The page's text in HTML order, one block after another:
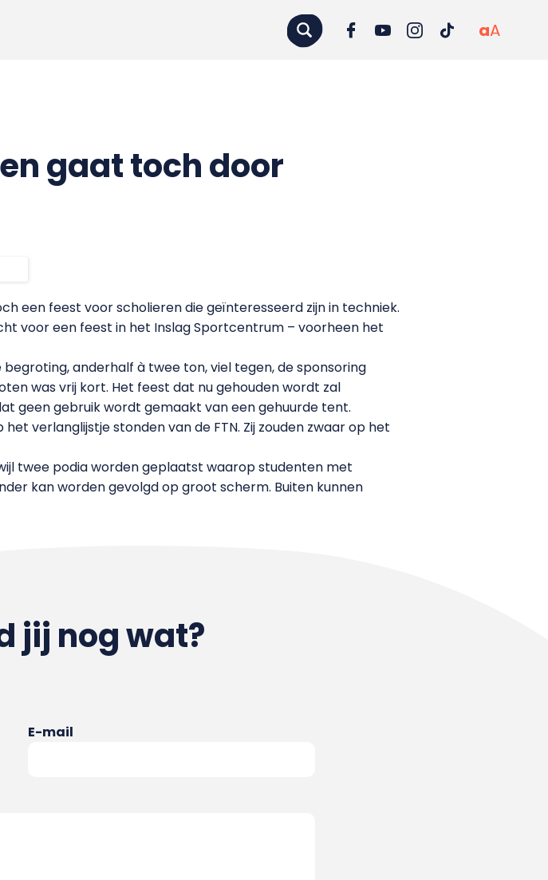
aA
gaat toch door
een feest voor scholieren die geïnteresseerd zijn in techniek.
voor een feest in het Inslag Sportcentrum – voorheen het
anderhalf à twee ton, viel tegen, de sponsoring
was vrij kort. Het feest dat nu gehouden wordt zal
geen gebruik wordt gemaakt van een gehuurde tent.
verlanglijstje stonden van de FTN. Zij zouden zwaar op het
twee podia worden geplaatst waarop studenten met
kan worden gevolgd op groot scherm. Buiten kunnen
jij nog wat?
E-mail